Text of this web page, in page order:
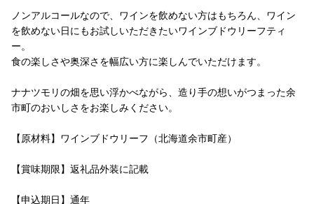
ノンアルコールなので、ワインを飲めない方はもちろん、ワイン
を飲めない日にもお試しいただきたいワインブドウリーフティ
ー。
食の楽しさや奥深さを幅広い方に楽しんでいただけます。
ナナツモリの畑を思い浮かべながら、造り手の想いがつまった余
市町のおいしさをお楽しみください。
【原材料】ワインブドウリーフ（北海道余市町産）
【賞味期限】返礼品外装に記載
【申込期日】通年